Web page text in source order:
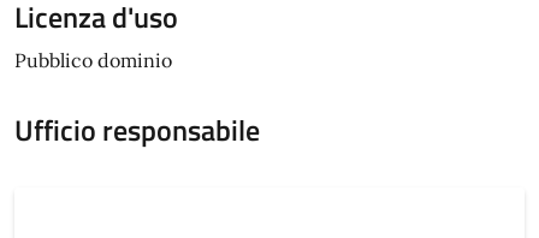
Licenza d'uso
Pubblico dominio
Ufficio responsabile